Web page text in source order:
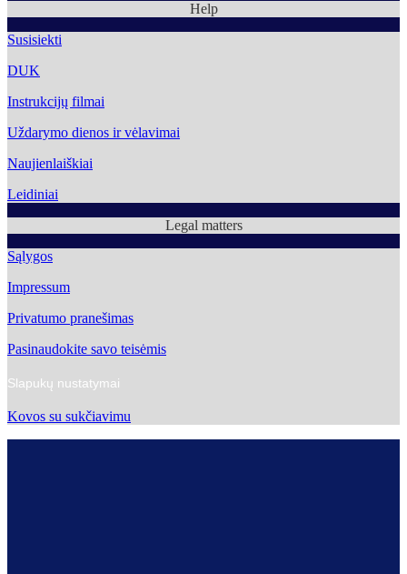
Help
Susisiekti
DUK
Instrukcijų filmai
Uždarymo dienos ir vėlavimai
Naujienlaiškiai
Leidiniai
Legal matters
Sąlygos
Impressum
Privatumo pranešimas
Pasinaudokite savo teisėmis
Slapukų nustatymai
Kovos su sukčiavimu